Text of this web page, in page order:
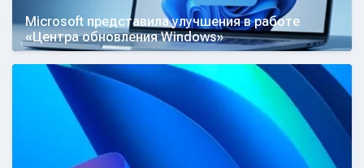
Microsoft представила улучшения в работе
«Центра обновления Windows»